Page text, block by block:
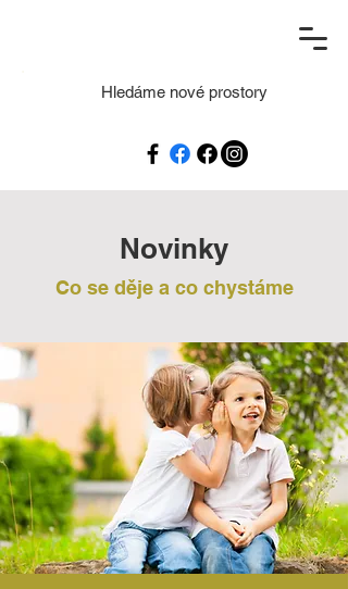
Hledáme nové prostory
Novinky
Co se děje a co chystáme